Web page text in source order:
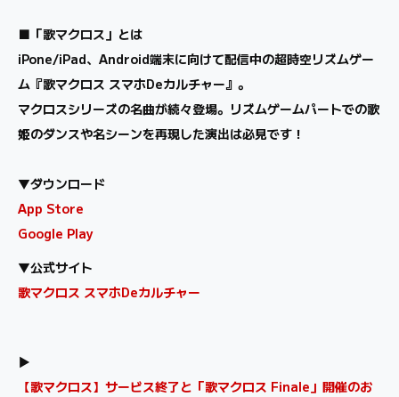
■「歌マクロス」とは
iPone/iPad、Android端末に向けて配信中の超時空リズムゲー
ム『歌マクロス スマホDeカルチャー』。
マクロスシリーズの名曲が続々登場。リズムゲームパートでの歌
姫のダンスや名シーンを再現した演出は必見です！
▼ダウンロード
App Store
Google Play
▼公式サイト
歌マクロス スマホDeカルチャー
▶
【歌マクロス】サービス終了と「歌マクロス Finale」開催のお